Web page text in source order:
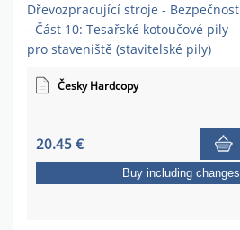
Dřevozpracující stroje - Bezpečnost
- Část 10: Tesařské kotoučové pily
pro staveniště (stavitelské pily)
Česky Hardcopy
20.45 €
Buy including changes